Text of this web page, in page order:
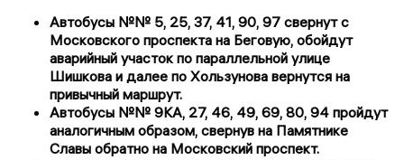
Автобусы №№ 5, 25, 37, 41, 90, 97 свернут с
Московского проспекта на Беговую, обойдут
аварийный участок по параллельной улице
Шишкова и далее по Хользунова вернутся на
привычный маршрут.
Автобусы №№ 9КА, 27, 46, 49, 69, 80, 94 пройдут
аналогичным образом, свернув на Памятнике
Славы обратно на Московский проспект.